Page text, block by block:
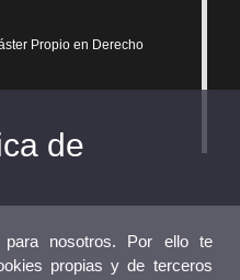
Propio en Derecho
un postgrado propio de la
València?
de
para nosotros. Por ello te
propias y de terceros